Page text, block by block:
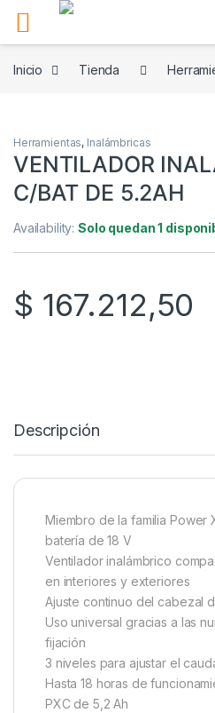
Inicio
Tienda
Herramientas, Inalámbricas
VENTILADOR
C/BAT DE 5.2AH
Availability:Solo quedan 1
$ 167.212,50
Descripción
Miembro de la familia Power
batería de 18 V
Ventilador inalámbrico
en interiores y exteriores
Ajuste continuo del cabezal
Uso universal gracias a las
fijación
3 niveles para ajustar el
Hasta 18 horas de
PXC de 5,2 Ah